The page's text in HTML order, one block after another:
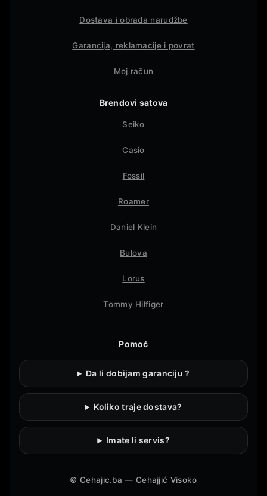
Dostava i obrada narudžbe
Garancija, reklamacije i povrat
Moj račun
Brendovi satova
Seiko
Casio
Fossil
Roamer
Daniel Klein
Bulova
Lorus
Tommy Hilfiger
Pomoć
Da li dobijam garanciju ?
Koliko traje dostava?
Imate li servis?
©Cehajic.ba — Cehajjić Visoko